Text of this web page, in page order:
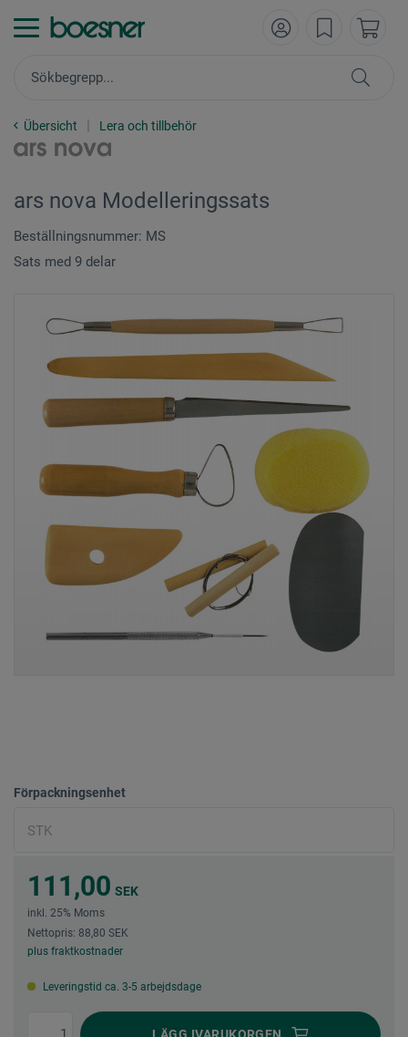
Übersicht Lera och tillbehör
ars nova Modelleringssats
Beställningsnummer: MS
Sats med 9 delar
Förpackningsenhet
111,00 SEK
inkl. 25% Moms
Nettopris: 88,80 SEK
plus fraktkostnader
Leveringstid ca. 3-5 arbejdsdage
LÄGG IVARUKORGEN